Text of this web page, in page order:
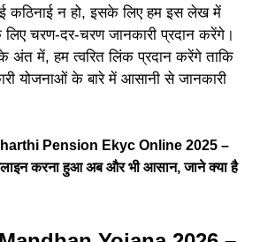
कठिनाई न हो, इसके लिए हम इस लेख में
लिए चरण-दर-चरण जानकारी प्रदान करेंगे।
में, हम त्वरित लिंक प्रदान करेंगे ताकि
योजनाओं के बारे में आसानी से जानकारी
Pension Ekyc Online 2025 –
करना हुआ अब और भी आसान, जाने क्या है